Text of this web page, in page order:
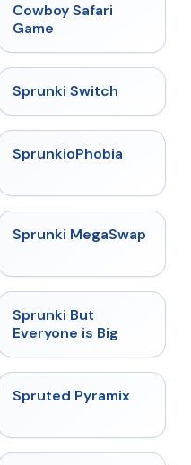
Cowboy Safari
Game
★
Sprunki Switch
★
SprunkioPhobia
★ 4.5
Sprunki MegaSwap
Sprunki But
Everyone is Big
★ 4.9
Spruted Pyramix